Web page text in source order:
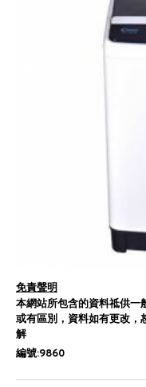
免責聲明
本網站所包含的資料祗供一
或有區別，資料如有更改，
解
編號:9860